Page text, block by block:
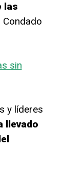
las
Condado
sin
y líderes
llevado